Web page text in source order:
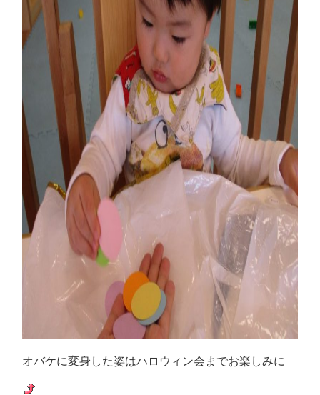
オバケに変身した姿はハロウィン会までお楽しみに